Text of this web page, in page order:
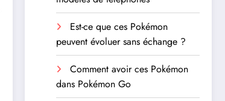
Est-ce que ces Pokémon
peuvent évoluer sans échange ?
Comment avoir ces Pokémon
dans Pokémon Go